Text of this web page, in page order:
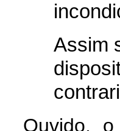
Assim
Ouvido,